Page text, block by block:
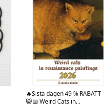
🔥Sista dagen 49 % RABATT -
😺📅 Weird Cats in